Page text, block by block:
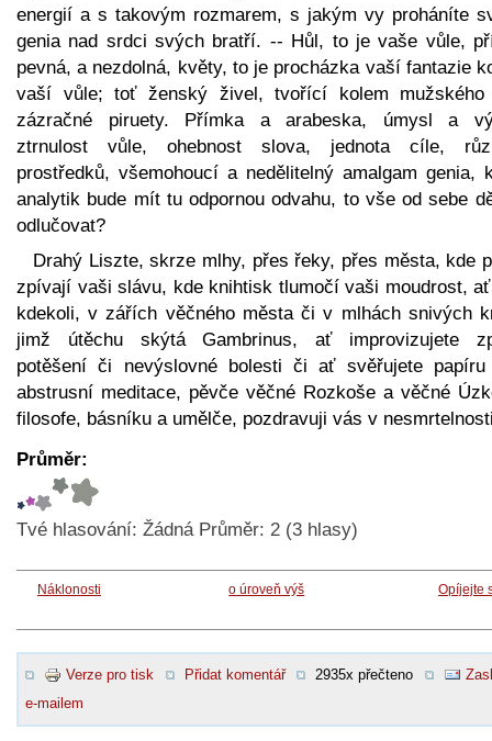
energií a s takovým rozmarem, s jakým vy proháníte
genia nad srdci svých bratří. -- Hůl, to je vaše vůle,
pevná, a nezdolná, květy, to je procházka vaší fantazie
vaší vůle; toť ženský živel, tvořící kolem mužského
zázračné piruety. Přímka a arabeska, úmysl a
ztrnulost vůle, ohebnost slova, jednota cíle,
prostředků, všemohoucí a nedělitelný amalgam genia,
analytik bude mít tu odpornou odvahu, to vše od sebe
odlučovat?
Drahý Liszte, skrze mlhy, přes řeky, přes města, kde
zpívají vaši slávu, kde knihtisk tlumočí vaši moudrost,
kdekoli, v zářích věčného města či v mlhách snivých
jimž útěchu skýtá Gambrinus, ať improvizujete
potěšení či nevýslovné bolesti či ať svěřujete
abstrusní meditace, pěvče věčné Rozkoše a věčné
filosofe, básníku a umělče, pozdravuji vás v
Průměr:
Tvé hlasování: Žádná Průměr: 2 (3 hlasy)
Náklonosti o úroveň výš Opíjejte
Verze pro tisk Přidat komentář 2935x přečteno
e-mailem